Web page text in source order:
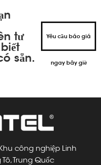
tư
sẵn.
Yêu cầu báo giá
ngay bây giờ
công nghiệp Linh
Trung Quốc